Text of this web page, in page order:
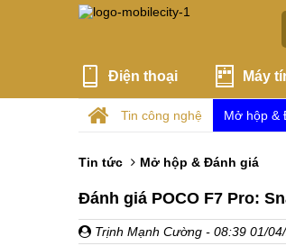
Điện thoại Máy
Tin công nghệ Mở hộp &
Tin tức Mở hộp & Đánh giá
Đánh giá POCO F7 Pro:
Trịnh Mạnh Cường - 08:39 01/